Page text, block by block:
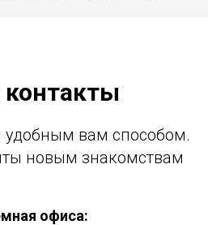
удобным вам способом.
новым знакомствам
офиса: